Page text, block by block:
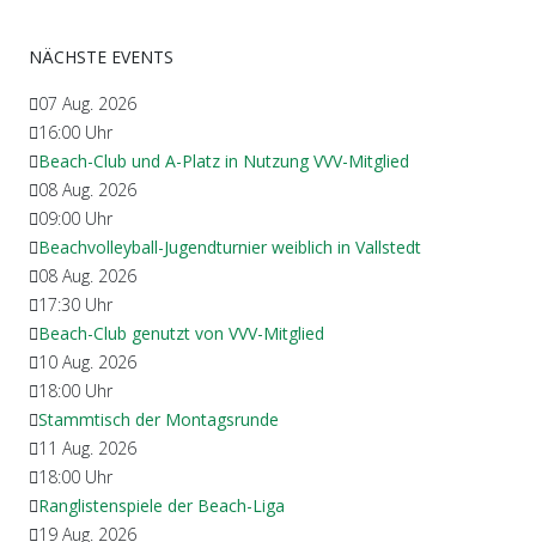
NÄCHSTE EVENTS
07 Aug. 2026
16:00 Uhr
Beach-Club und A-Platz in Nutzung VVV-Mitglied
08 Aug. 2026
09:00 Uhr
Beachvolleyball-Jugendturnier weiblich in Vallstedt
08 Aug. 2026
17:30 Uhr
Beach-Club genutzt von VVV-Mitglied
10 Aug. 2026
18:00 Uhr
Stammtisch der Montagsrunde
11 Aug. 2026
18:00 Uhr
Ranglistenspiele der Beach-Liga
19 Aug. 2026